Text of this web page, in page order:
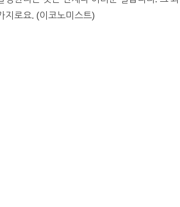
지로요. (이코노미스트)